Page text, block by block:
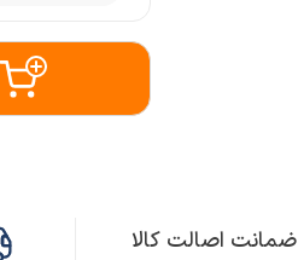
ضمانت اصالت کالا